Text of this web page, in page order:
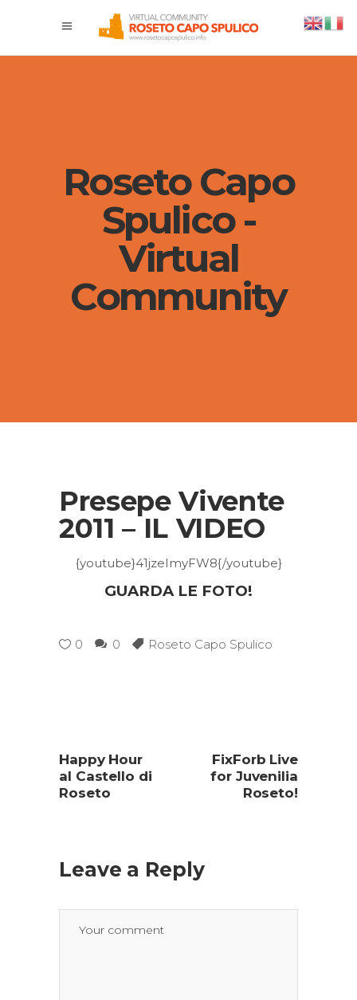
Roseto Capo
Spulico -
Virtual
Community
Presepe Vivente
2011 – IL VIDEO
{youtube}41jzeImyFW8{/youtube}
GUARDA LE FOTO!
0 0 Roseto Capo Spulico
Happy Hour
al Castello di
Roseto
FixForb Live
for Juvenilia
Roseto!
Leave a Reply